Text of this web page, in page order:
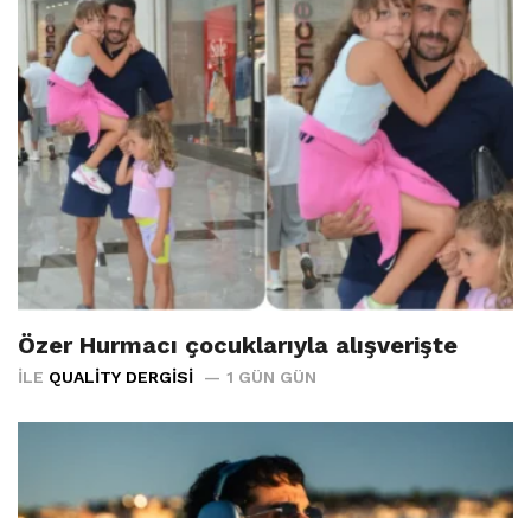
Özer Hurmacı çocuklarıyla alışverişte
İLE QUALITY DERGISI 1 GÜN GÜN